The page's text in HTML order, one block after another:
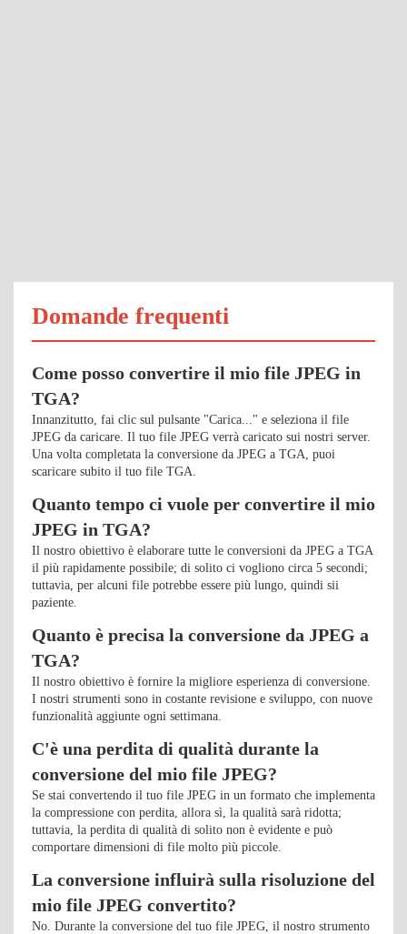
Domande frequenti
Come posso convertire il mio file JPEG in
TGA?
Innanzitutto, fai clic sul pulsante "Carica..." e seleziona il file
JPEG da caricare. Il tuo file JPEG verrà caricato sui nostri server.
Una volta completata la conversione da JPEG a TGA, puoi
scaricare subito il tuo file TGA.
Quanto tempo ci vuole per convertire il mio
JPEG in TGA?
Il nostro obiettivo è elaborare tutte le conversioni da JPEG a TGA
il più rapidamente possibile; di solito ci vogliono circa 5 secondi;
tuttavia, per alcuni file potrebbe essere più lungo, quindi sii
paziente.
Quanto è precisa la conversione da JPEG a
TGA?
Il nostro obiettivo è fornire la migliore esperienza di conversione.
I nostri strumenti sono in costante revisione e sviluppo, con nuove
funzionalità aggiunte ogni settimana.
C'è una perdita di qualità durante la
conversione del mio file JPEG?
Se stai convertendo il tuo file JPEG in un formato che implementa
la compressione con perdita, allora sì, la qualità sarà ridotta;
tuttavia, la perdita di qualità di solito non è evidente e può
comportare dimensioni di file molto più piccole.
La conversione influirà sulla risoluzione del
mio file JPEG convertito?
No. Durante la conversione del tuo file JPEG, il nostro strumento